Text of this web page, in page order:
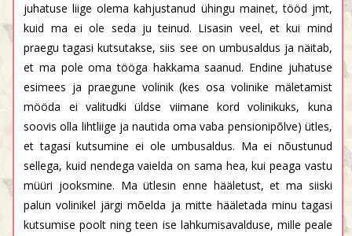
juhatuse liige olema kahjustanud ühingu mainet, tööd jmt,
kuid ma ei ole seda ju teinud. Lisasin veel, et kui mind
praegu tagasi kutsutakse, siis see on umbusaldus ja näitab,
et ma pole oma tööga hakkama saanud. Endine juhatuse
esimees ja praegune volinik (kes osa volinike mäletamist
mööda ei valitudki üldse viimane kord volinikuks, kuna
soovis olla lihtliige ja nautida oma vaba pensionipõlve) ütles,
et tagasi kutsumine ei ole umbusaldus. Ma ei nõustunud
sellega, kuid nendega vaielda on sama hea, kui peaga vastu
müüri jooksmine. Ma ütlesin enne hääletust, et ma siiski
palun volinikel järgi mõelda ja mitte hääletada minu tagasi
kutsumise poolt ning teen ise lahkumisavalduse, mille peale